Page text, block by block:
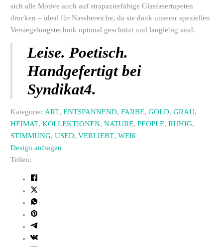
sich alle Motive auch auf strapazierfähige Glasfasertapeten
drucken – ideal für Nassbereiche, da sie dank unserer speziellen
Versiegelungstechnik optimal geschützt und langlebig sind.
Leise. Poetisch.
Handgefertigt bei
Syndikat4.
Kategorie: ART,ENTSPANNEND,FARBE,GOLD,GRAU,
HEIMAT,KOLLEKTIONEN,NATURE,PEOPLE,RUHIG,
STIMMUNG,USED,VERLIEBT,WEIß
Design anfragen
Teilen: